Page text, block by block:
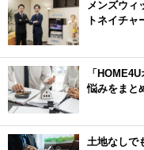
メンズウィ
トネイチャ
「
悩みをまと
土地なしで